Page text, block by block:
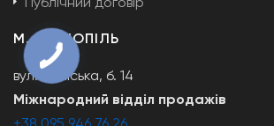
М. ТЕРНОПІЛЬ
вул. Поліська, б. 14
Міжнародний відділ продажів